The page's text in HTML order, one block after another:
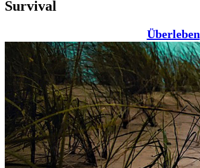
Survival
Überleben